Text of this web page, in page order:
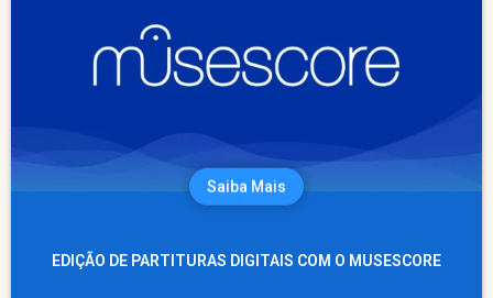
Saiba Mais
EDIÇÃO DE PARTITURAS DIGITAIS COM O MUSESCORE